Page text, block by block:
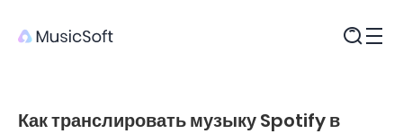
Как транслировать музыку Spotify в